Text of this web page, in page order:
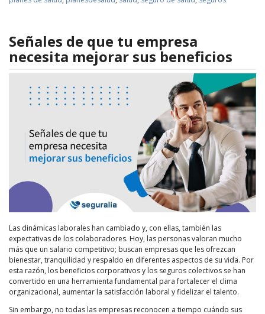
Señales de que tu empresa
necesita mejorar sus beneficios
Las dinámicas laborales han cambiado y, con ellas, también las
expectativas de los colaboradores. Hoy, las personas valoran mucho
más que un salario competitivo; buscan empresas que les ofrezcan
bienestar, tranquilidad y respaldo en diferentes aspectos de su vida. Por
esta razón, los beneficios corporativos y los seguros colectivos se han
convertido en una herramienta fundamental para fortalecer el clima
organizacional, aumentar la satisfacción laboral y fidelizar el talento.
Sin embargo, no todas las empresas reconocen a tiempo cuándo sus